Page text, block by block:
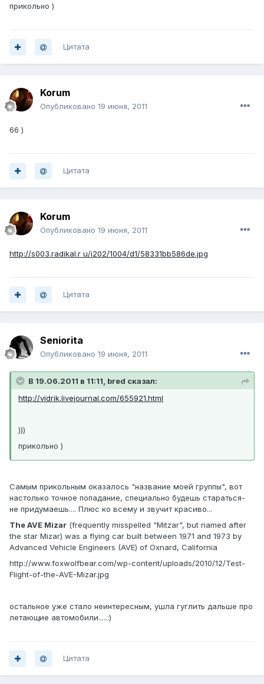
прикольно )
Цитата
Korum
Опубликовано 19 июня, 2011
66 )
Цитата
Korum
Опубликовано 19 июня, 2011
http://s003.radikal.r u/i202/1004/d1/58331bb586de.jpg
Цитата
Seniorita
Опубликовано 19 июня, 2011
В 19.06.2011 в 11:11, bred сказал:
http://vidrik.livejournal.com/655921.html
)))
прикольно )
Самым прикольным оказалось "название моей группы", вот
настолько точное попадание, специально будешь стараться-
не придумаешь.... Плюс ко всему и звучит красиво...
The AVE Mizar (frequently misspelled "Mitzar", but named after
the star Mizar) was a flying car built between 1971 and 1973 by
Advanced Vehicle Engineers (AVE) of Oxnard, California
http://www.foxwolfbear.com/wp-content/uploads/2010/12/Test-
Flight-of-the-AVE-Mizar.jpg
остальное уже стало неинтересным, ушла гуглить дальше про
летающие автомобили.....:)
Цитата